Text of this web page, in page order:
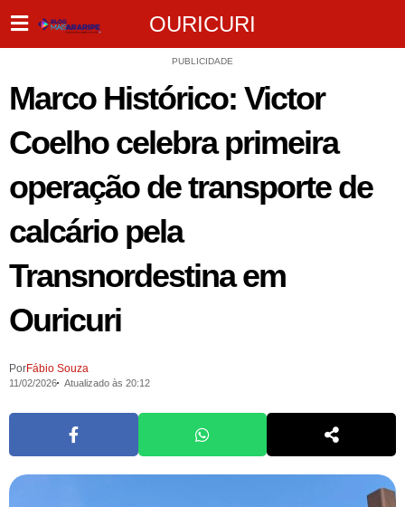
OURICURI
PUBLICIDADE
Marco Histórico: Victor
Coelho celebra primeira
operação de transporte de
calcário pela
Transnordestina em
Ouricuri
PorFábio Souza
11/02/2026 Atualizado às 20:12